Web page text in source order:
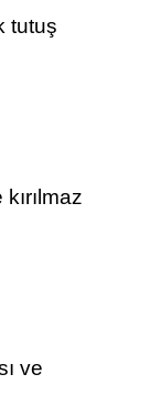
tutuş
kırılmaz
ve